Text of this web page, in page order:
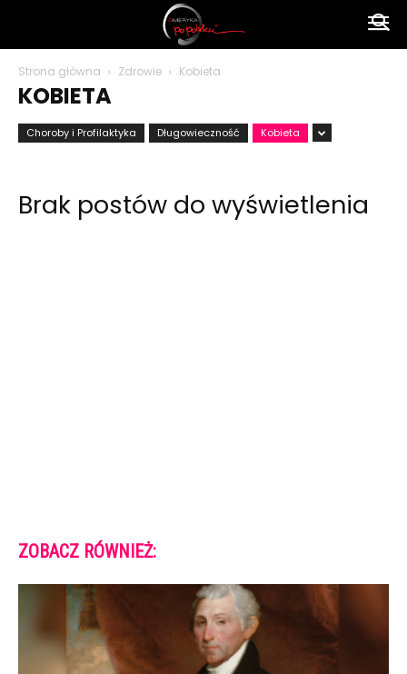
Strona główna Zdrowie Kobieta
KOBIETA
Choroby i Profilaktyka Długowieczność Kobieta
Brak postów do wyświetlenia
ZOBACZ RÓWNIEŻ: